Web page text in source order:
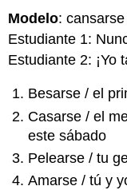
Modelo:
Estudiante 1:
Estudiante 2: ¡Yo
Besarse / el
Casarse / el
este sábado
Pelearse / tu
Amarse / tú y